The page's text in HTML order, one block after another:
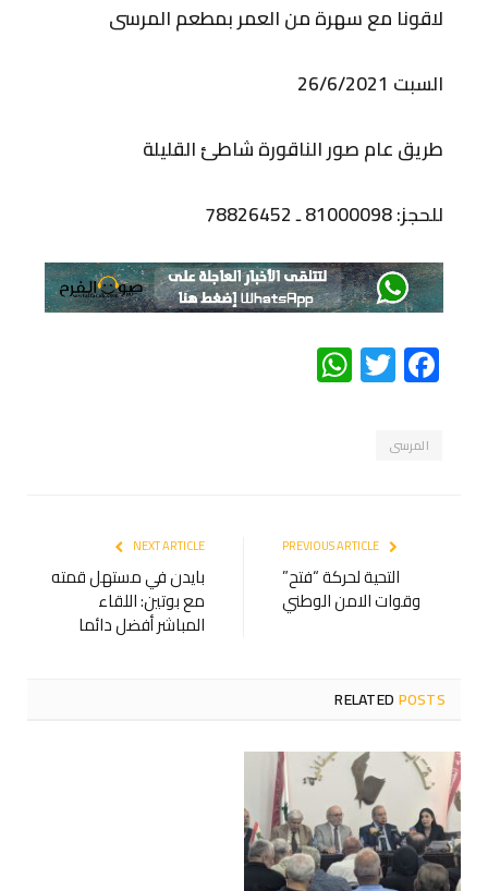
لاقونا مع سهرة من العمر بمطعم المرسى
السبت 26/6/2021
طريق عام صور الناقورة شاطئ القليلة
للحجز: 81000098 ـ 78826452
Facebook
Twitter
WhatsApp
المرسى
التحية لحركة “فتح”
وقوات الامن الوطني
NEXT ARTICLE
بايدن في مستهل قمته
مع بوتين: اللقاء
المباشر أفضل دائما
RELATEDPOSTS